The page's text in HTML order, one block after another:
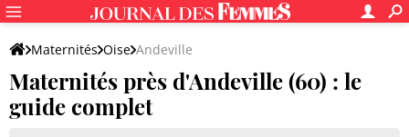
Maternités Oise Andeville
Maternités près d'Andeville (60) : le
guide complet